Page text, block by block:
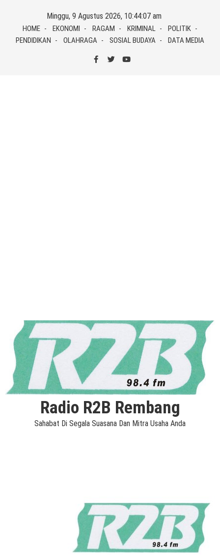
content
Minggu, 9 Agustus 2026, 10:44:07 am
HOME EKONOMI RAGAM KRIMINAL
POLITIK
PENDIDIKAN
OLAHRAGA SOSIAL BUDAYA DATA MEDIA
Radio R2B Rembang
Sahabat Di Segala Suasana Dan Mitra Usaha Anda